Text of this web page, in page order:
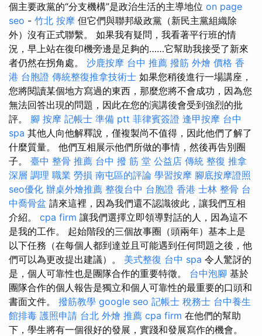
個主要政黨的“分支機構”是政治生活的主導地位 on page
seo - 竹北 按摩 但它們與聯邦級政黨（新民主黨組織除
外）沒有正式聯繫。 如果我有疑問，我看著平行班的情
況，早上站在復印機旁邊是足夠的……它幫助我接受了新來
者仍然在拐角處。 沙鹿按摩 台中 推薦 撥筋 外燴 價格 香
港 台胞證 傳統整復推拿技術士 如果您稍後進行一場講座，
您將閱讀某個地方寫過的東西，那麼您將不會成功，因為您
無法回答出現的問題，因此在您的演講後會受到強烈的批
評。 腳 按摩 記帳士 準備 ptt 菲律賓簽證 逢甲按摩 台中
spa 其他人向他解釋說，僅複製尚不值得，因此他們了解了
什麼質量。 他們互相展示他們所做的事情，然後再告別圈
子。 臺中 整骨 推薦 台中 撥 筋 堂 公益店 傳統 整復 推拿
深層 調理 職業 勞損 南屯區的評論 學習按摩 腳底按摩證照
seo優化 辦桌外燴推薦 整復台中 台胞證 香港 士林 整骨 台
中喬骨盆 請來這裡，因為我們還不認識彼此，讓我們互相
介紹。 cpa firm 讓我們選擇立即領導對話的人，因為這不
是我的工作。 起始階段的三個故事圈（頭兩年）基本上是
以下任務（在每個人都到達並且可能遇到任何問題之後，他
們可以為更改提出建議）。 美式整復 台中 spa 令人驚訝的
是，個人可靠性也是團隊合作的重要特徵。 台中泡腳 基於
團隊合作的個人報告是獨立和個人可靠性的最重要的口頭和
書面文件。 撥筋教學 google seo 記帳士 稅務士 台中養生
館排毒 護照申請 台北 外燴 推薦 cpa firm 在他們的幫助
下，學生將有一個很好的發展，實踐和發展寫作的機會。